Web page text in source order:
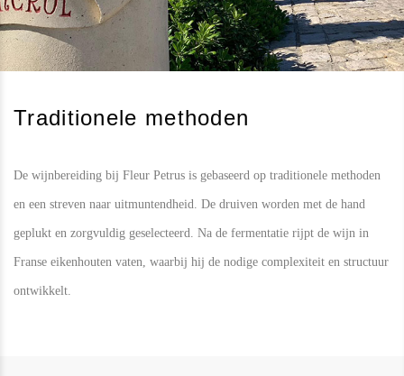
Traditionele methoden
De wijnbereiding bij Fleur Petrus is gebaseerd op traditionele methoden
en een streven naar uitmuntendheid. De druiven worden met de hand
geplukt en zorgvuldig geselecteerd. Na de fermentatie rijpt de wijn in
Franse eikenhouten vaten, waarbij hij de nodige complexiteit en structuur
ontwikkelt.